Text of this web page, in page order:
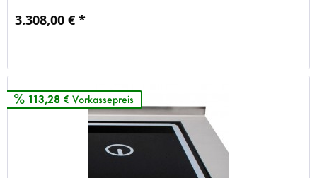
3.308,00 € *
113,28 € Vorkassepreis